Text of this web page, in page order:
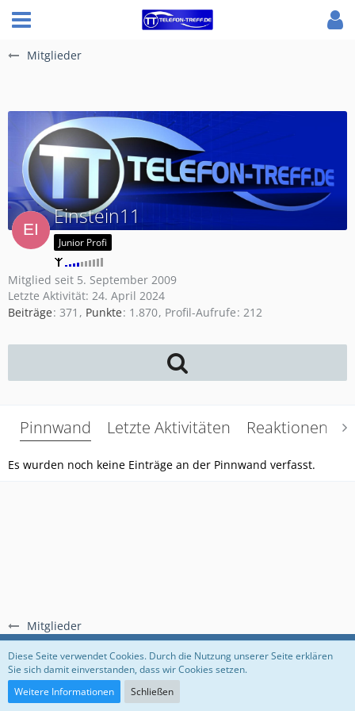
Mitglieder
Mitglieder
Einstein11
Junior Profi
Mitglied seit 5. September 2009
Letzte Aktivität: 24. April 2024
Beiträge 371 Punkte 1.870 Profil-Aufrufe 212
Pinnwand Letzte Aktivitäten Reaktionen
Es wurden noch keine Einträge an der Pinnwand verfasst.
Regeln Datenschutzerklärung Impressum
Community-Software:
Diese Seite verwendet Cookies. Durch die Nutzung unserer Seite erklären
Sie sich damit einverstanden, dass wir Cookies setzen.
Weitere Informationen
Schließen